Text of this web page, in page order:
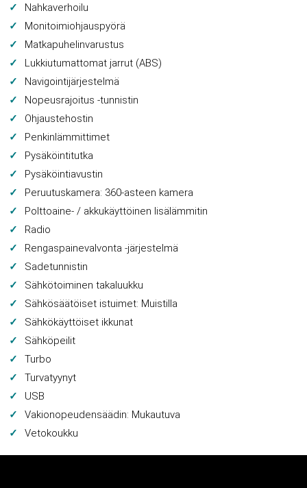
Nahkaverhoilu
Monitoimiohjauspyörä
Matkapuhelinvarustus
Lukkiutumattomat jarrut (ABS)
Navigointijärjestelmä
Nopeusrajoitus -tunnistin
Ohjaustehostin
Penkinlämmittimet
Pysäköintitutka
Pysäköintiavustin
Peruutuskamera: 360-asteen kamera
Polttoaine- / akkukäyttöinen lisälämmitin
Radio
Rengaspainevalvonta -järjestelmä
Sadetunnistin
Sähkötoiminen takaluukku
Sähkösäätöiset istuimet: Muistilla
Sähkökäyttöiset ikkunat
Sähköpeilit
Turbo
Turvatyynyt
USB
Vakionopeudensäädin: Mukautuva
Vetokoukku